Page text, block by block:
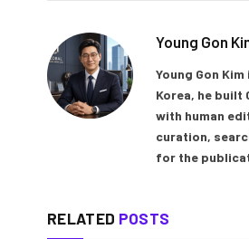
Young Gon
Young Gon
Korea, he
with human
curation,
for the
RELATED POSTS